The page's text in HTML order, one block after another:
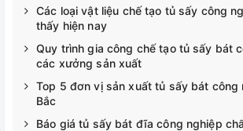
Các loại vật liệu chế tạo tủ sấy công
thấy hiện nay
Quy trình gia công chế tạo tủ sấy bát
các xưởng sản xuất
Top 5 đơn vị sản xuất tủ sấy bát công
Bắc
Báo giá tủ sấy bát đĩa công nghiệp